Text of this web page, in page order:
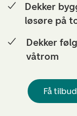
Dekker
løsøre på
Dekker
våtrom
Få